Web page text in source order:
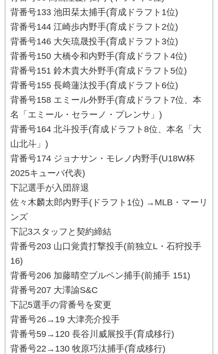
背番号133 池田栞太捕手(育成ドラフト1位)
背番号144 江崎歩内野手(育成ドラフト2位)
背番号146 大矢琉晟投手(育成ドラフト3位)
背番号150 大橋令和内野手(育成ドラフト4位)
背番号151 鈴木貴大外野手(育成ドラフト5位)
背番号155 長﨑蓮汰投手(育成ドラフト6位)
背番号158 エミール外野手(育成ドラフト7位、本
名「エミール・セラーノ・プレンサ」)
背番号164 北斗投手(育成ドラフト8位、本名「大
山北斗」)
背番号174 ジョナサン・モレノ内野手(U18W杯
2025キューバ代表)
下記選手が入団辞退
佐々木麟太郎内野手(ドラフト1位) →MLB・マーリ
ンズ
下記3スタッフと契約締結
背番号203 山口覚貴打撃投手(前独立L・石狩投手
16)
背番号206 加藤晴空ブルペン捕手(前捕手 151)
背番号207 大澤諭S&C
下記5選手の背番号を変更
背番号26→19 大津亮介投手
背番号59→120 長谷川威展投手(育成移行)
背番号22→130 牧原巧汰捕手(育成移行)